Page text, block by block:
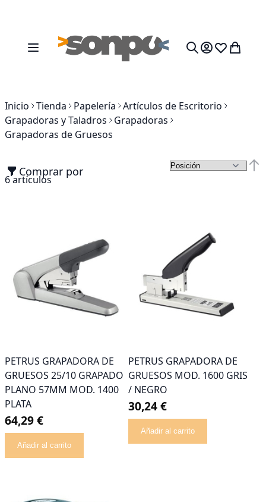
Toggle Nav Mi cesta
Inicio Tienda Papelería Artículos de Escritorio
Grapadoras y Taladros
Grapadoras
Grapadoras de Gruesos
Comprar por
6artículos
PETRUS GRAPADORA DE
GRUESOS 25/10 GRAPADO
PLANO 57MM MOD. 1400
PLATA
64,29 €
Añadir al carrito
PETRUS GRAPADORA DE
GRUESOS MOD. 1600 GRIS
/ NEGRO
30,24 €
Añadir al carrito